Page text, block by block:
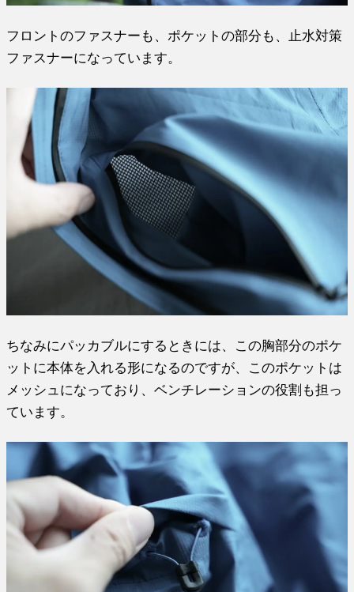
フロントのファスナーも、ポケットの部分も、止水対策
ファスナーになっています。
ちなみにパッカブルにするときには、この胸部分のポケ
ットに本体を入れる形になるのですが、このポケットは
メッシュになっており、ベンチレーションの役割も担っ
ています。